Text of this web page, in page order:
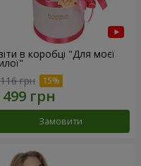
в коробці "Для моєї
грн
Замовити